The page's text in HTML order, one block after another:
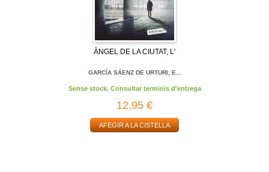
ÀNGEL DE LA CIUTAT, L'
GARCÍA SÁENZ DE URTURI, E...
Sense stock. Consultar terminis d'entrega
12,95 €
AFEGIR A LA CISTELLA